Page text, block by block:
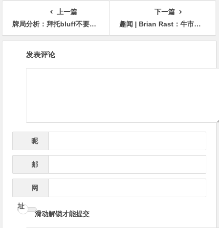
上一篇
牌局分析：拜托bluff不要这么节约好吗？
下一篇
趣闻 | Brian Rast：牛市已经进行了两年，如果你还没买点比特币那是你的损失
发表评论
昵
邮
网
址
滑动解锁才能提交